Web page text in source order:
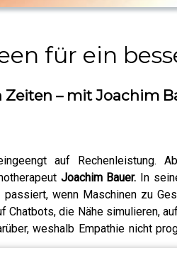
für ein
– mit Joachim
auf Rechenleistung.
Joachim Bauer. In
passiert, wenn Maschinen zu
Chatbots, die Nähe simulieren,
weshalb Empathie nicht